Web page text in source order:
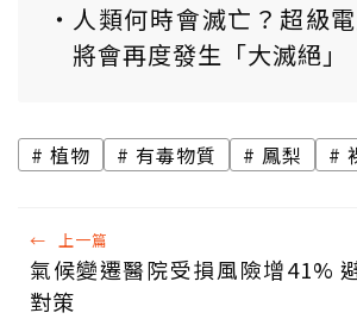
人類何時會滅亡？超級
將會再度發生「大滅絕」
植物 有毒物質 鳳梨
← 上一篇
氣候變遷醫院受損風險增41%
對策